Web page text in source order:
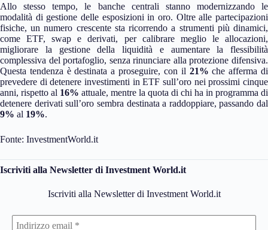
Allo stesso tempo, le banche centrali stanno modernizzando le
modalità di gestione delle esposizioni in oro. Oltre alle partecipazioni
fisiche, un numero crescente sta ricorrendo a strumenti più dinamici,
come ETF, swap e derivati, per calibrare meglio le allocazioni,
migliorare la gestione della liquidità e aumentare la flessibilità
complessiva del portafoglio, senza rinunciare alla protezione difensiva.
Questa tendenza è destinata a proseguire, con il 21% che afferma di
prevedere di detenere investimenti in ETF sull’oro nei prossimi cinque
anni, rispetto al 16% attuale, mentre la quota di chi ha in programma di
detenere derivati sull’oro sembra destinata a raddoppiare, passando dal
9% al 19%.
Fonte: InvestmentWorld.it
Iscriviti alla Newsletter di Investment World.it
Iscriviti alla Newsletter di Investment World.it